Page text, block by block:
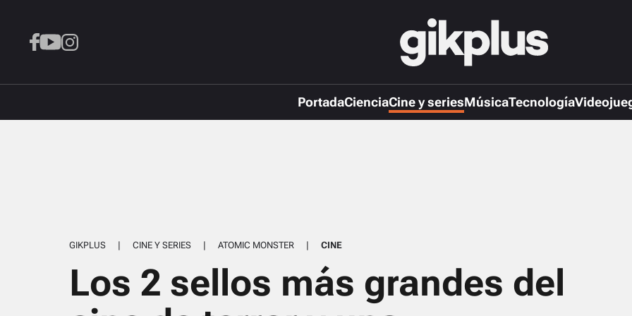
PortadaCienciaCine y seriesMúsicaTecnología
GIKPLUS | CINE Y SERIES | ATOMIC MONSTER | CINE
Los 2 sellos más grandes del